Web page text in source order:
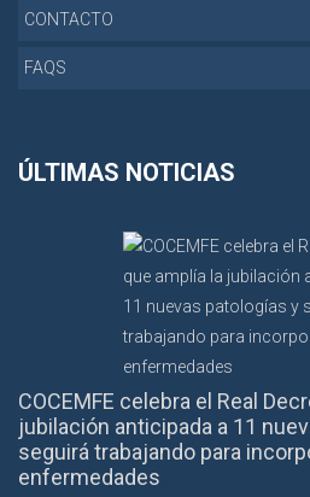
CONTACTO
FAQS
ÚLTIMAS NOTICIAS
COCEMFE celebra el Real
jubilación anticipada a 11
seguirá trabajando para
enfermedades